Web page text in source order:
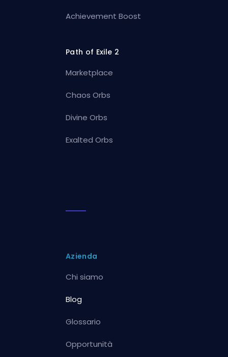
Achievement Boost
Path of Exile 2
Marketplace
Chaos Orbs
Divine Orbs
Exalted Orbs
Azienda
Chi siamo
Blog
Glossario
Opportunità